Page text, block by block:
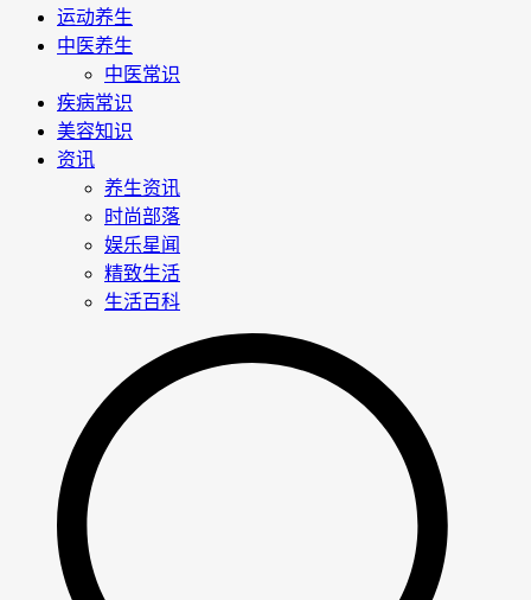
运动养生
中医养生
中医常识
疾病常识
美容知识
资讯
养生资讯
时尚部落
娱乐星闻
精致生活
生活百科